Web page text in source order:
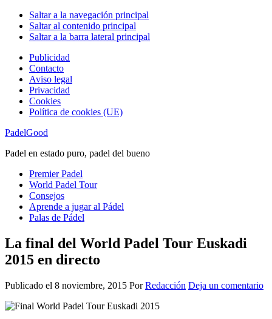
Saltar a la navegación principal
Saltar al contenido principal
Saltar a la barra lateral principal
Publicidad
Contacto
Aviso legal
Privacidad
Cookies
Política de cookies (UE)
PadelGood
Padel en estado puro, padel del bueno
Premier Padel
World Padel Tour
Consejos
Aprende a jugar al Pádel
Palas de Pádel
La final del World Padel Tour Euskadi
2015 en directo
Publicado el 8 noviembre, 2015 PorRedacción Deja un comentario